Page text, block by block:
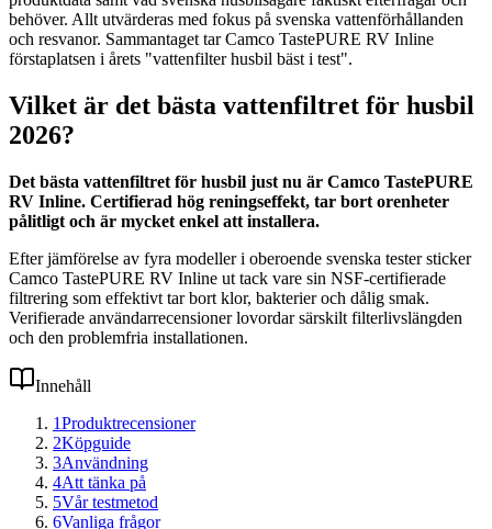
behöver. Allt utvärderas med fokus på svenska vattenförhållanden
och resvanor. Sammantaget tar Camco TastePURE RV Inline
förstaplatsen i årets "vattenfilter husbil bäst i test".
Vilket är det bästa vattenfiltret för husbil
2026?
Det bästa vattenfiltret för husbil just nu är Camco TastePURE
RV Inline. Certifierad hög reningseffekt, tar bort orenheter
pålitligt och är mycket enkel att installera.
Efter jämförelse av fyra modeller i oberoende svenska tester sticker
Camco TastePURE RV Inline ut tack vare sin NSF-certifierade
filtrering som effektivt tar bort klor, bakterier och dålig smak.
Verifierade användarrecensioner lovordar särskilt filterlivslängden
och den problemfria installationen.
Innehåll
1Produktrecensioner
2Köpguide
3Användning
4Att tänka på
5Vår testmetod
6Vanliga frågor